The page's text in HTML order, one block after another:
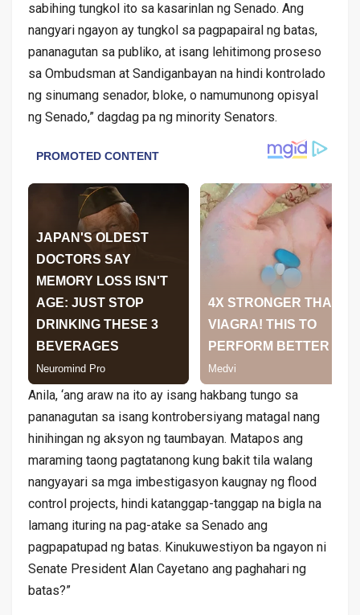
sabihing tungkol ito sa kasarinlan ng Senado. Ang
nangyari ngayon ay tungkol sa pagpapairal ng batas,
pananagutan sa publiko, at isang lehitimong proseso
sa Ombudsman at Sandiganbayan na hindi kontrolado
ng sinumang senador, bloke, o namumunong opisyal
ng Senado,” dagdag pa ng minority Senators.
Anila, ‘ang araw na ito ay isang hakbang tungo sa
pananagutan sa isang kontrobersiyang matagal nang
hinihingan ng aksyon ng taumbayan. Matapos ang
maraming taong pagtatanong kung bakit tila walang
nangyayari sa mga imbestigasyon kaugnay ng flood
control projects, hindi katanggap-tanggap na bigla na
lamang ituring na pag-atake sa Senado ang
pagpapatupad ng batas. Kinukuwestiyon ba ngayon ni
Senate President Alan Cayetano ang paghahari ng
batas?”